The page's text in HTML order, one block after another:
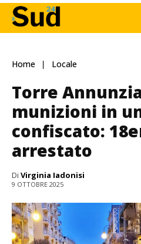
Home Locale
Torre
munizioni in
confiscato:
arrestato
Di Virginia Iadonisi
9 OTTOBRE 2025